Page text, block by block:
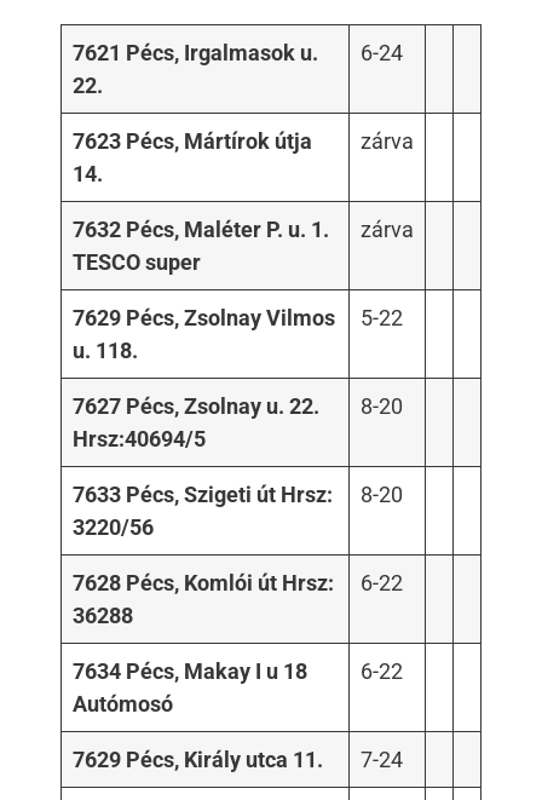
7621 Pécs, Irgalmasok u.
22.
6-24
7623 Pécs, Mártírok útja
14.
zárva
7632 Pécs, Maléter P. u. 1.
TESCO super
zárva
7629 Pécs, Zsolnay Vilmos
u. 118.
5-22
7627 Pécs, Zsolnay u. 22.
Hrsz:40694/5
8-20
7633 Pécs, Szigeti út Hrsz:
3220/56
8-20
7628 Pécs, Komlói út Hrsz:
36288
6-22
7634 Pécs, Makay I u 18
Autómosó
6-22
7629 Pécs, Király utca 11. 7-24